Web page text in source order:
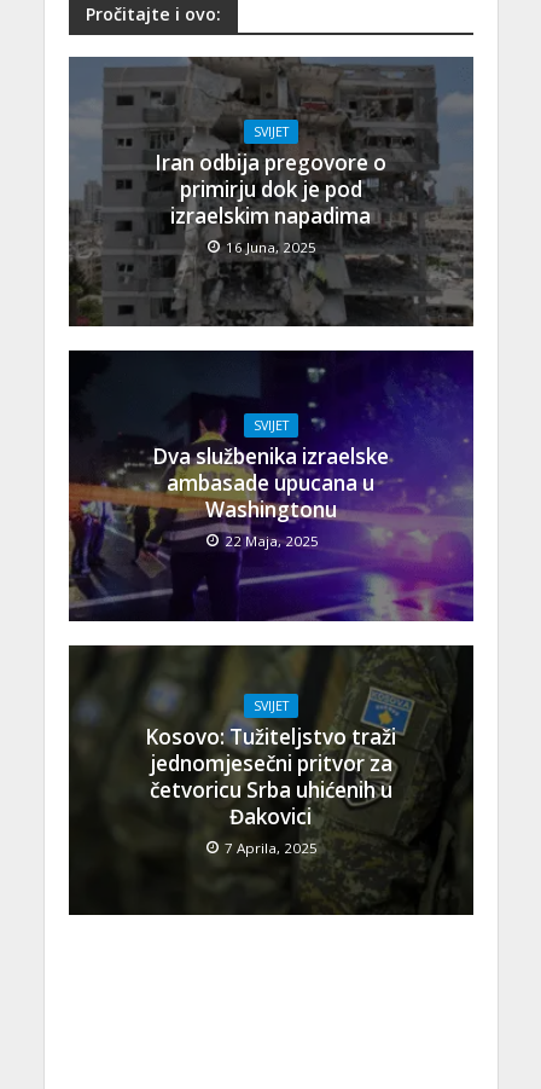
Pročitajte i ovo:
SVIJET
Iran odbija pregovore o
primirju dok je pod
izraelskim napadima
16 Juna, 2025
SVIJET
Dva službenika izraelske
ambasade upucana u
Washingtonu
22 Maja, 2025
SVIJET
Kosovo: Tužiteljstvo traži
jednomjesečni pritvor za
četvoricu Srba uhićenih u
Đakovici
7 Aprila, 2025